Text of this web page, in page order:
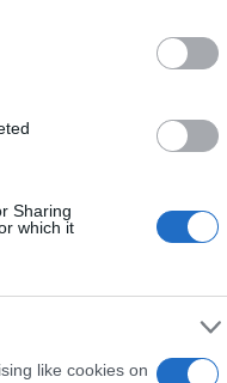
Sharing
which it
like cookies on